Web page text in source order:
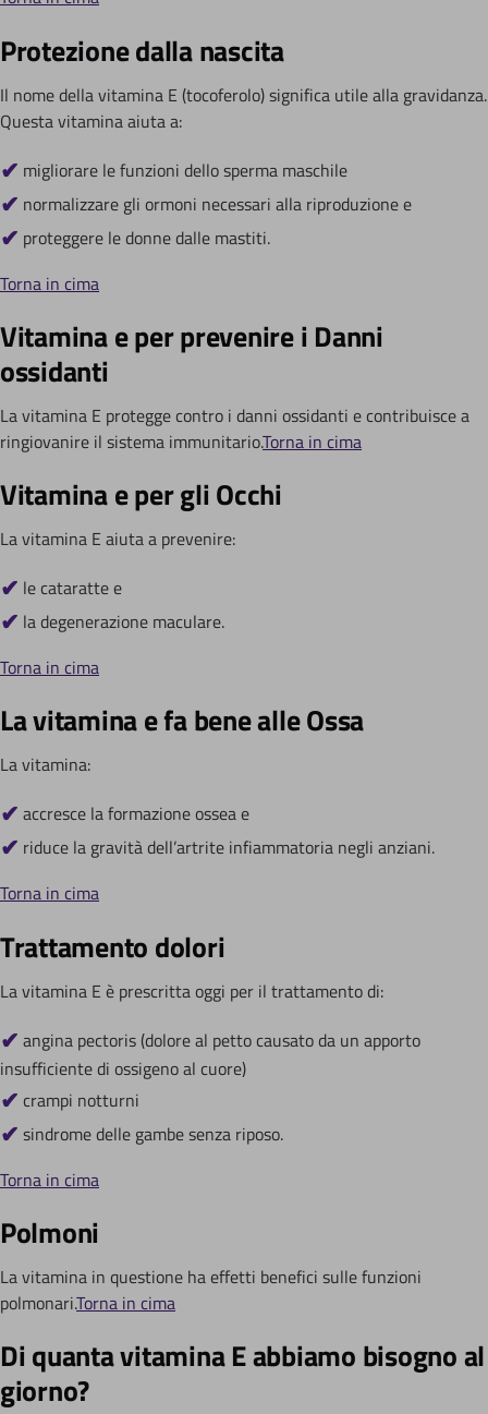
Protezione dalla nascita
Il nome della vitamina E (tocoferolo) significa utile alla gravidanza.
Questa vitamina aiuta a:
migliorare le funzioni dello sperma maschile
normalizzare gli ormoni necessari alla riproduzione e
proteggere le donne dalle mastiti.
Torna in cima
Vitamina e per prevenire i Danni
ossidanti
La vitamina E protegge contro i danni ossidanti e contribuisce a
ringiovanire il sistema immunitario.Torna in cima
Vitamina e per gli Occhi
La vitamina E aiuta a prevenire:
le cataratte e
la degenerazione maculare.
Torna in cima
La vitamina e fa bene alle Ossa
La vitamina:
accresce la formazione ossea e
riduce la gravità dell’artrite infiammatoria negli anziani.
Torna in cima
Trattamento dolori
La vitamina E è prescritta oggi per il trattamento di:
angina pectoris (dolore al petto causato da un apporto
insufficiente di ossigeno al cuore)
crampi notturni
sindrome delle gambe senza riposo.
Torna in cima
Polmoni
La vitamina in questione ha effetti benefici sulle funzioni
polmonari.Torna in cima
Di quanta vitamina E abbiamo bisogno al
giorno?